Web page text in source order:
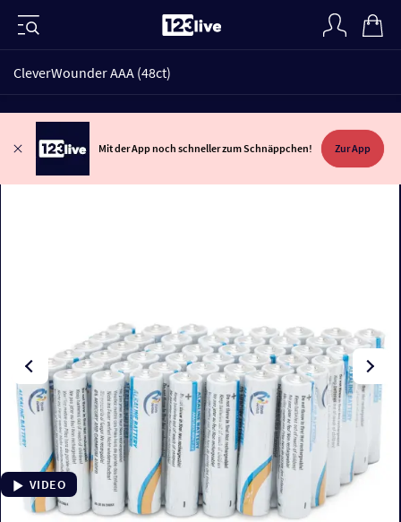
CleverWounder AAA (48ct)
Mit der App noch schneller zum Schnäppchen! Zur App
VIDEO